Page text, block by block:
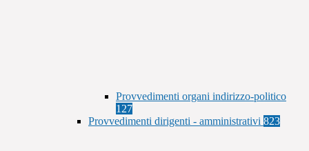
Provvedimenti organi indirizzo-politico
127
Provvedimenti dirigenti - amministrativi 823